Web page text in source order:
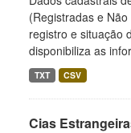
(Registradas e
registro e situação
disponibiliza as
TXT CSV
Cias